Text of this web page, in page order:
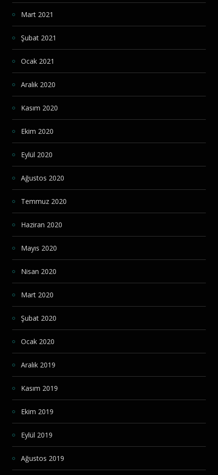
Mart 2021
Şubat 2021
Ocak 2021
Aralık 2020
Kasım 2020
Ekim 2020
Eylül 2020
Ağustos 2020
Temmuz 2020
Haziran 2020
Mayıs 2020
Nisan 2020
Mart 2020
Şubat 2020
Ocak 2020
Aralık 2019
Kasım 2019
Ekim 2019
Eylül 2019
Ağustos 2019